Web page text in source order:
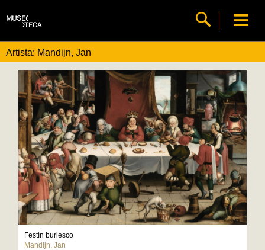
Artista: Mandijn, Jan
Festín burlesco
Mandijn, Jan